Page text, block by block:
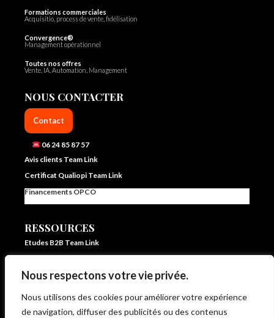
Nous respectons votre vie privée.
Nous utilisons des cookies pour améliorer votre expérience
de navigation, diffuser des publicités ou des contenus
Formations commerciales
Acquisitio, process de vente, fidélisation
Convergence®
Management opérationnel
Toutes nos offres
Vente, IA, Automation, Management
NOUS CONTACTER
Contact
06 24 85 87 57
Avis clients Team Link
Certificat Qualiopi Team Link
Financements OPCO
RESSOURCES
Etudes B2B Team Link
Blog IA et vente – Team Link
Livrets d’accueil et statistiques